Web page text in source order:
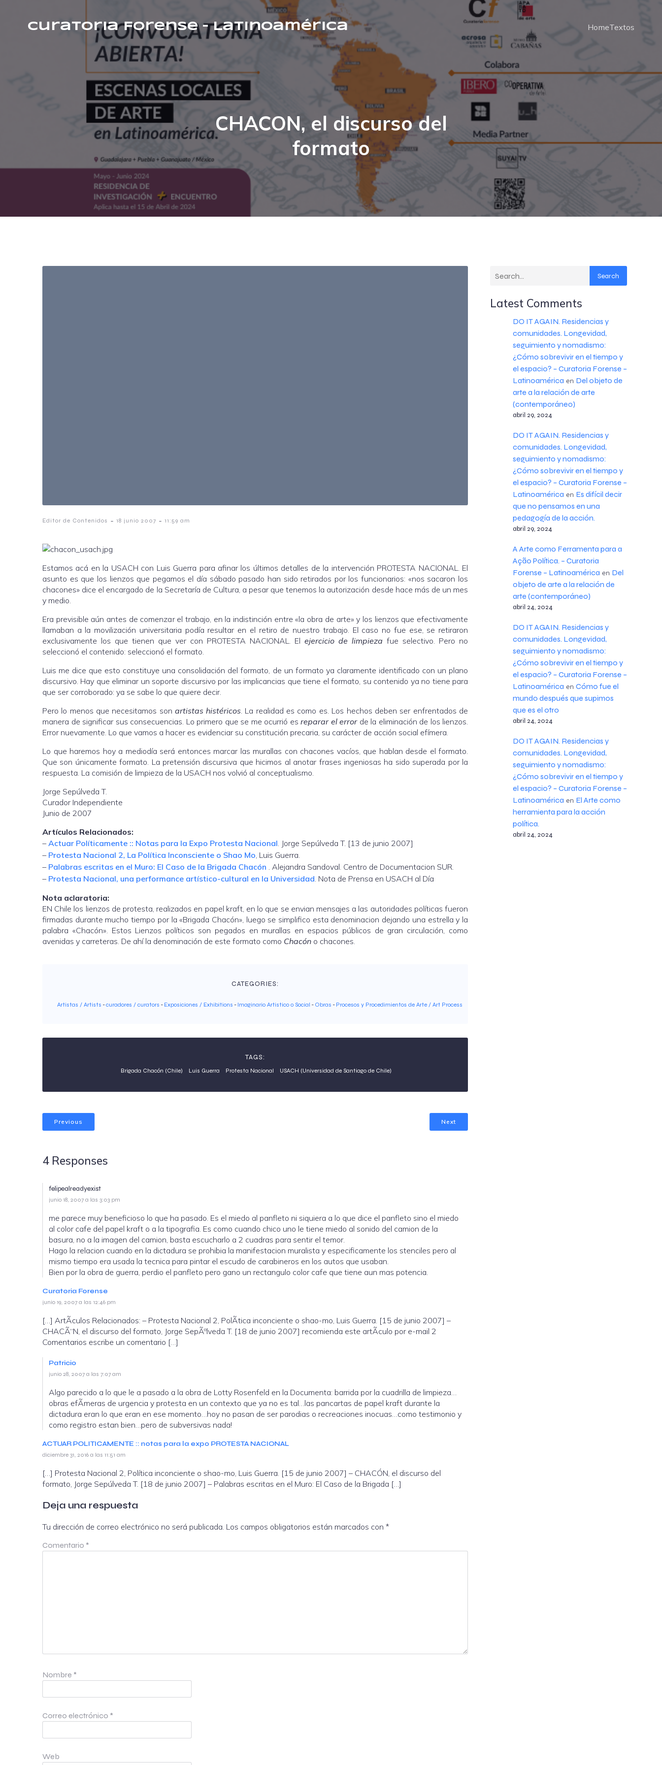
Curatoria Forense – Latinoamérica HomeTextos
CHACON, el discurso del
formato
Editor de Contenidos - 18 junio 2007 - 11:59 am
Estamos acá en la USACH con Luis Guerra para afinar los últimos detalles de la intervención PROTESTA NACIONAL. El
asunto es que los lienzos que pegamos el día sábado pasado han sido retirados por los funcionarios: «nos sacaron los
chacones» dice el encargado de la Secretaría de Cultura, a pesar que tenemos la autorización desde hace más de un mes
y medio.
Era previsible aún antes de comenzar el trabajo, en la indistinción entre «la obra de arte» y los lienzos que efectivamente
llamaban a la movilización universitaria podía resultar en el retiro de nuestro trabajo. El caso no fue ese, se retiraron
exclusivamente los que tienen que ver con PROTESTA NACIONAL. El ejercicio de limpieza fue selectivo. Pero no
seleccionó el contenido: seleccionó el formato.
Luis me dice que esto constituye una consolidación del formato, de un formato ya claramente identificado con un plano
discursivo. Hay que eliminar un soporte discursivo por las implicancias que tiene el formato, su contenido ya no tiene para
que ser corroborado: ya se sabe lo que quiere decir.
Pero lo menos que necesitamos son artistas histéricos. La realidad es como es. Los hechos deben ser enfrentados de
manera de significar sus consecuencias. Lo primero que se me ocurrió es reparar el errorde la eliminación de los lienzos.
Error nuevamente. Lo que vamos a hacer es evidenciar su constitución precaria, su carácter de acción social efímera.
Lo que haremos hoy a mediodía será entonces marcar las murallas con chacones vacíos, que hablan desde el formato.
Que son únicamente formato. La pretensión discursiva que hicimos al anotar frases ingeniosas ha sido superada por la
respuesta. La comisión de limpieza de la USACH nos volvió al conceptualismo.
Jorge Sepúlveda T.
Curador Independiente
Junio de 2007
Artículos Relacionados:
– Actuar Políticamente :: Notas para la Expo Protesta Nacional. Jorge Sepúlveda T. [13 de junio 2007]
– Protesta Nacional 2, La Política Inconsciente o Shao Mo, Luis Guerra.
– Palabras escritas en el Muro: El Caso de la Brigada Chacón . Alejandra Sandoval. Centro de Documentacion SUR.
– Protesta Nacional, una performance artístico-cultural en la Universidad. Nota de Prensa en USACH al Día
Nota aclaratoria:
EN Chile los lienzos de protesta, realizados en papel kraft, en lo que se envian mensajes a las autoridades políticas fueron
firmadas durante mucho tiempo por la «Brigada Chacón», luego se simplifico esta denominacion dejando una estrella y la
palabra «Chacón». Estos Lienzos políticos son pegados en murallas en espacios públicos de gran circulación, como
avenidas y carreteras. De ahí la denominación de este formato como Chacón o chacones.
CATEGORIES:
Artistas / Artists -curadores / curators - Exposiciones / Exhibitions - Imaginario Artistico o Social - Obras - Procesos y Procedimientos de Arte / Art Process
TAGS:
Brigada Chacón (Chile) Luis Guerra Protesta Nacional USACH (Universidad de Santiago de Chile)
Previous Next
4 Responses
felipealreadyexist
junio 18, 2007 a las 3:03 pm
me parece muy beneficioso lo que ha pasado. Es el miedo al panfleto ni siquiera a lo que dice el panfleto sino el miedo
al color cafe del papel kraft o a la tipografia. Es como cuando chico uno le tiene miedo al sonido del camion de la
basura, no a la imagen del camion, basta escucharlo a 2 cuadras para sentir el temor.
Hago la relacion cuando en la dictadura se prohibia la manifestacion muralista y especificamente los stenciles pero al
mismo tiempo era usada la tecnica para pintar el escudo de carabineros en los autos que usaban.
Bien por la obra de guerra, perdio el panfleto pero gano un rectangulo color cafe que tiene aun mas potencia.
Curatoria Forense
junio 19, 2007 a las 12:46 pm
[…] ArtÃ­culos Relacionados: – Protesta Nacional 2, PolÃ­tica inconciente o shao-mo, Luis Guerra. [15 de junio 2007] –
CHACÃ“N, el discurso del formato, Jorge SepÃºlveda T. [18 de junio 2007] recomienda este artÃ­culo por e-mail 2
Comentarios escribe un comentario […]
Patricio
junio 28, 2007 a las 7:07 am
Algo parecido a lo que le a pasado a la obra de Lotty Rosenfeld en la Documenta: barrida por la cuadrilla de limpieza…
obras efÃ­meras de urgencia y protesta en un contexto que ya no es tal…las pancartas de papel kraft durante la
dictadura eran lo que eran en ese momento…hoy no pasan de ser parodias o recreaciones inocuas…como testimonio y
como registro estan bien…pero de subversivas nada!
ACTUAR POLITICAMENTE :: notas para la expo PROTESTA NACIONAL
diciembre 31, 2016 a las 11:51 am
[…] Protesta Nacional 2, Política inconciente o shao-mo, Luis Guerra. [15 de junio 2007] – CHACÓN, el discurso del
formato, Jorge Sepúlveda T. [18 de junio 2007] – Palabras escritas en el Muro: El Caso de la Brigada […]
Deja una respuesta
Tu dirección de correo electrónico no será publicada. Los campos obligatorios están marcados con *
Comentario *
Nombre *
Correo electrónico *
Web
Search
Latest Comments
DO IT AGAIN. Residencias y
comunidades. Longevidad,
seguimiento y nomadismo:
¿Cómo sobrevivir en el tiempo y
el espacio? – Curatoria Forense –
Latinoamérica en Del objeto de
arte a la relación de arte
(contemporáneo)
abril 29, 2024
DO IT AGAIN. Residencias y
comunidades. Longevidad,
seguimiento y nomadismo:
¿Cómo sobrevivir en el tiempo y
el espacio? – Curatoria Forense –
Latinoamérica en Es difícil decir
que no pensamos en una
pedagogía de la acción.
abril 29, 2024
A Arte como Ferramenta para a
Ação Política. – Curatoria
Forense – Latinoamérica en Del
objeto de arte a la relación de
arte (contemporáneo)
abril 24, 2024
DO IT AGAIN. Residencias y
comunidades. Longevidad,
seguimiento y nomadismo:
¿Cómo sobrevivir en el tiempo y
el espacio? – Curatoria Forense –
Latinoamérica en Cómo fue el
mundo después que supimos
que es el otro
abril 24, 2024
DO IT AGAIN. Residencias y
comunidades. Longevidad,
seguimiento y nomadismo:
¿Cómo sobrevivir en el tiempo y
el espacio? – Curatoria Forense –
Latinoamérica en El Arte como
herramienta para la acción
política.
abril 24, 2024